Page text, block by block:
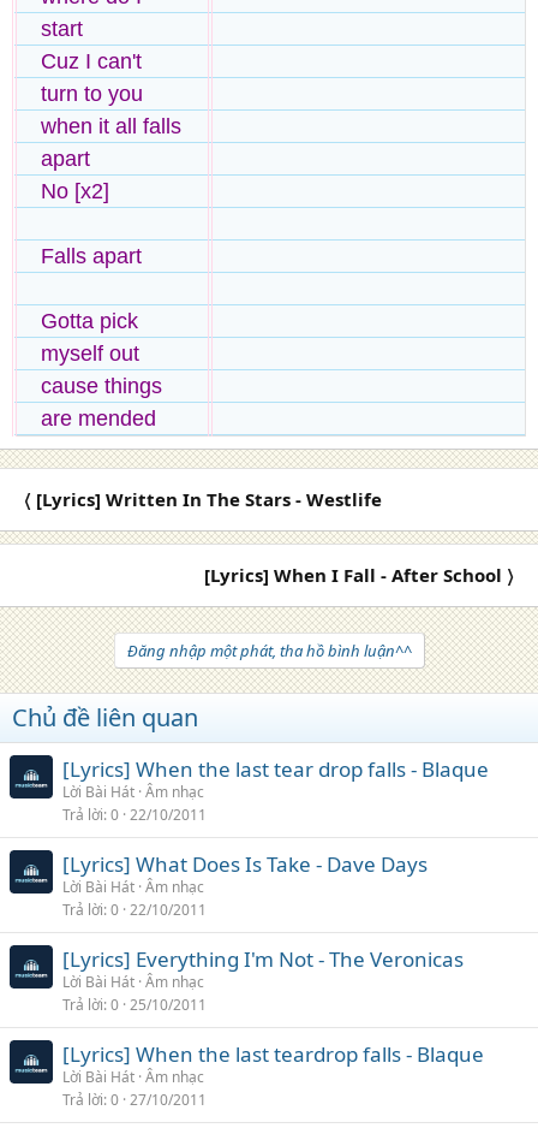
start
Cuz I can't
turn to you
when it all falls
apart
No [x2]
Falls apart
Gotta pick
myself out
cause things
are mended
〈 [Lyrics] Written In The Stars - Westlife
[Lyrics] When I Fall - After School 〉
Đăng nhập một phát, tha hồ bình luận^^
Chủ đề liên quan
[Lyrics] When the last tear drop falls - Blaque
Lời Bài Hát Âm nhạc
Trả lời 0 22/10/2011
[Lyrics] What Does Is Take - Dave Days
Lời Bài Hát Âm nhạc
Trả lời 0 22/10/2011
[Lyrics] Everything I'm Not - The Veronicas
Lời Bài Hát Âm nhạc
Trả lời 0 25/10/2011
[Lyrics] When the last teardrop falls - Blaque
Lời Bài Hát Âm nhạc
Trả lời 0 27/10/2011